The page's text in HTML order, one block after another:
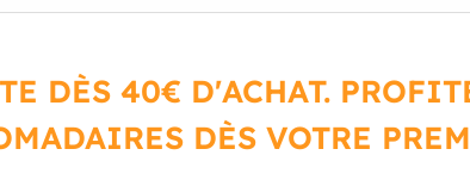
DÈS 40€ D'ACHAT.
DÈS VOTRE